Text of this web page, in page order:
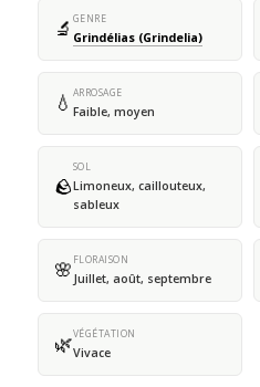
🔬 GENRE
Grindélias (Grindelia)
💧 ARROSAGE
Faible, moyen
🪨
SOL
Limoneux, caillouteux,
sableux
🌸 FLORAISON
Juillet, août, septembre
🌿VÉGÉTATION
Vivace